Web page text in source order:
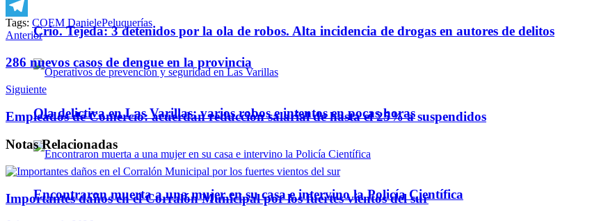
Crio. Tejeda: 3 detenidos por la ola de robos. Alta incidencia de drogas en autores de delitos
Ola delictiva en Las Varillas: varios robos e intentos en pocas horas
Encontraron muerta a una mujer en su casa e intervino la Policía Científica
WhatsApp
Telegram
Tags: COEM DanielePeluquerías
Anterior
286 nuevos casos de dengue en la provincia
Siguiente
Empleados de Comercio: acuerdan reducción salarial de hasta el 25% a suspendidos
NotasRelacionadas
Importantes daños en el Corralón Municipal por los fuertes vientos del sur